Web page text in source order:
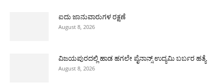
ಐದು ಜಾನುವಾರುಗಳ ರಕ್ಷಣೆ
August 8, 2026
ವಿಜಯಪುರದಲ್ಲಿ ಹಾಡ ಹಗಲೇ ಪೈನಾನ್ಸ್ ಉದ್ಯಮಿ ಬರ್ಬರ ಹತ್ಯೆ
August 8, 2026